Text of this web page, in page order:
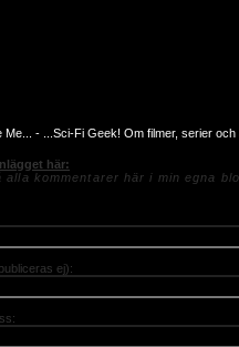
här:
alla kommentarer här i min egna
ej):